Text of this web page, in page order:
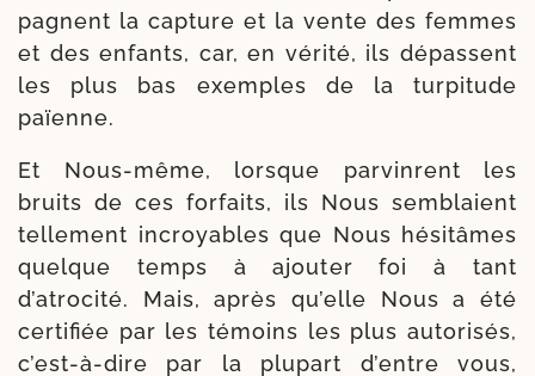
pagnent la cap­ture et la vente des femmes
et des enfants, car, en véri­té, ils dépassent
les plus bas exemples de la tur­pi­tude
païenne.
Et Nous-​même, lorsque par­vinrent les
bruits de ces for­faits, ils Nous sem­blaient
tel­le­ment incroyables que Nous hési­tâmes
quelque temps à ajou­ter foi à tant
d’atrocité. Mais, après qu’elle Nous a été
cer­ti­fiée par les témoins les plus auto­ri­sés,
c’est-à-dire par la plu­part d’entre vous,